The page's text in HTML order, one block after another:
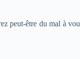
peut-être du mal à